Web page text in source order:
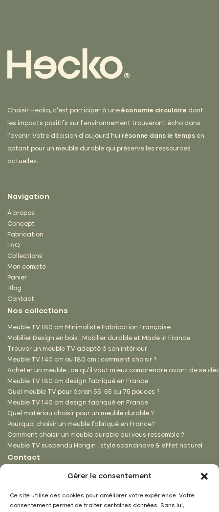
Gérer le consentement
Ce site utilise des cookies pour améliorer votre expérience. Votre
consentement permet de traiter certaines données. Sans lui,
Choisir Hecko, c’est participer à une économie circulaire dont
les impacts positifs sur l’environnement trouveront écho dans
l’avenir. Votre décision d’aujourd’hui résonne dans le temps en
optant pour un meuble durable qui préserve les ressources
actuelles.
Navigation
À propos
Concept
Fabrication
FAQ
Collections
Mon compte
Panier
Blog
Contact
Nos collections
Meuble TV 180 cm Minimaliste Fabrication Française
Mobilier Design en bois : Mobilier durable et Made in France
Trouver un meuble TV adapté à son intérieur
Meuble TV 140 cm ou 180 cm : comment choisir ?
Acheter un meuble : ce qu’il vaut mieux comprendre avant de se
Meuble TV 180 cm design fabriqué en France
Quel meuble TV pour écran 55, 65 ou 75 pouces ?
Meuble TV 140 cm design fabriqué en France
Quel matériau choisir pour un meuble durable ?
Pourquoi choisir un meuble fabriqué en France?
Comment choisir un meuble durable qui vous ressemble ?
Meuble TV suspendu Horigin : style scandinave & effet naturel
Contact
88200 Saint-Nabord
03 29 62 18 39